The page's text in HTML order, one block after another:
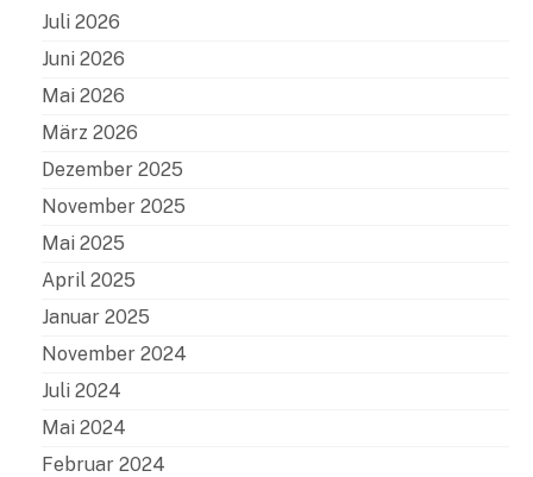
Juli 2026
Juni 2026
Mai 2026
März 2026
Dezember 2025
November 2025
Mai 2025
April 2025
Januar 2025
November 2024
Juli 2024
Mai 2024
Februar 2024